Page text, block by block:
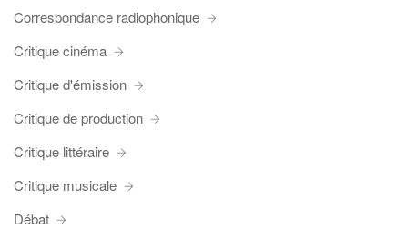
Correspondance radiophonique
Critique cinéma
Critique d'émission
Critique de production
Critique littéraire
Critique musicale
Débat